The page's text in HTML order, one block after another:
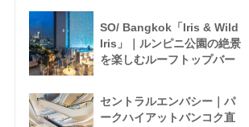
SO/ Bangkok「Iris & Wild
Iris」｜ルンピニ公園の絶景
を楽しむルーフトップバー
セントラルエンバシー｜パ
ークハイアットバンコク直